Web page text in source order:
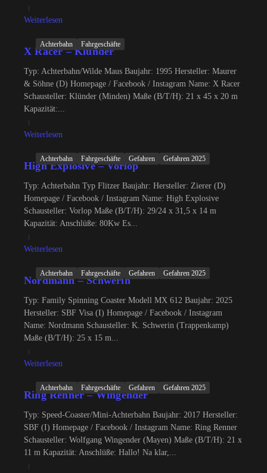
Weiterlesen
Achterbahn Fahrgeschäfte
X Racer – Klünder
Typ: Achterbahn/Wilde Maus Baujahr: 1995 Hersteller: Maurer
& Söhne (D) Homepage / Facebook / Instagram Name: X Racer
Schausteller: Klünder (Minden) Maße (B/T/H): 21 x 45 x 20 m
Kapazität:...
Weiterlesen
Achterbahn Fahrgeschäfte Gefahren Gefahren 2025
High Explosive – Vorlop
Typ: Achterbahn Typ Flitzer Baujahr: Hersteller: Zierer (D)
Homepage / Facebook / Instagram Name: High Explosive
Schausteller: Vorlop Maße (B/T/H): 29/24 x 31,5 x 14 m
Kapazität: Anschlüße: 80Kw Es...
Weiterlesen
Achterbahn Fahrgeschäfte Gefahren Gefahren 2025
Nordmann – Schwerin
Typ: Family Spinning Coaster Modell MX 612 Baujahr: 2025
Hersteller: SBF Visa (I) Homepage / Facebook / Instagram
Name: Nordmann Schausteller: K. Schwerin (Trappenkamp)
Maße (B/T/H): 25 x 15 m...
Weiterlesen
Achterbahn Fahrgeschäfte Gefahren Gefahren 2025
Ring Renner – Wingender
Typ: Speed-Coaster/Mini-Achterbahn Baujahr: 2017 Hersteller:
SBF (I) Homepage / Facebook / Instagram Name: Ring Renner
Schausteller: Wolfgang Wingender (Mayen) Maße (B/T/H): 21 x
11 m Kapazität: Anschlüße: Hallo! Na klar,...